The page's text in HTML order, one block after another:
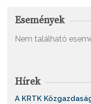
Események
Nem található
Hírek
A KRTK